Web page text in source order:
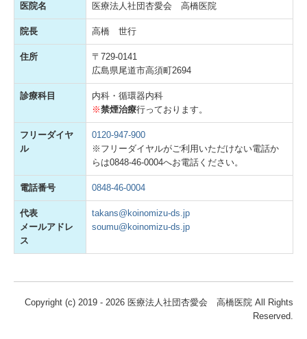
医院名 医療法人社団杏愛会 高橋医院
院長 高橋 世行
住所
〒729-0141
広島県尾道市高須町2694
診療科目
内科・循環器内科
※禁煙治療行っております。
フリーダイヤ
ル
0120-947-900
※フリーダイヤルがご利用いただけない電話か
らは0848-46-0004へお電話ください。
電話番号 0848-46-0004
代表
メールアドレ
ス
takans@koinomizu-ds.jp
soumu@koinomizu-ds.jp
Copyright (c) 2019 - 2026 医療法人社団杏愛会 高橋医院 All Rights
Reserved.